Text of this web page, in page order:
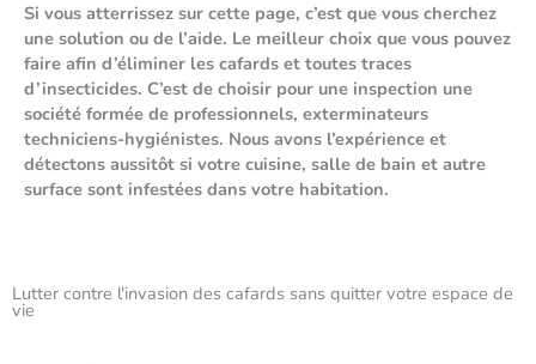
Si vous atterrissez sur cette page, c’est que vous cherchez
une solution ou de l’aide. Le meilleur choix que vous pouvez
faire afin d’éliminer les cafards et toutes traces
d’insecticides. C’est de choisir pour une inspection une
société formée de professionnels, exterminateurs
techniciens-hygiénistes. Nous avons l’expérience et
détectons aussitôt si votre cuisine, salle de bain et autre
surface sont infestées dans votre habitation.
Lutter contre l'invasion des cafards sans quitter votre espace de
vie